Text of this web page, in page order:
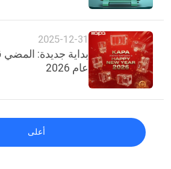
2025-12-31
بداية جديدة:
عام 2026
أعلى